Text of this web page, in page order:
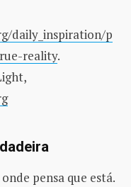
daily_inspiration/p
reality.
pensa que está.